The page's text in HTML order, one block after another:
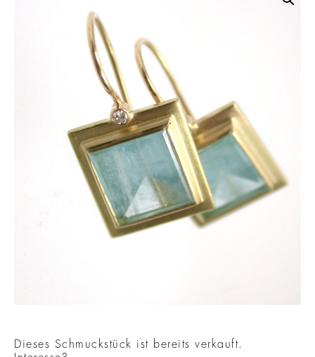
Dieses Schmuckstück ist bereits verkauft.